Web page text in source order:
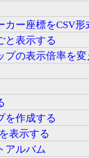
カー座標をCSV形
と表示する
プの表示倍率を
を作成する
表示する
アルバム